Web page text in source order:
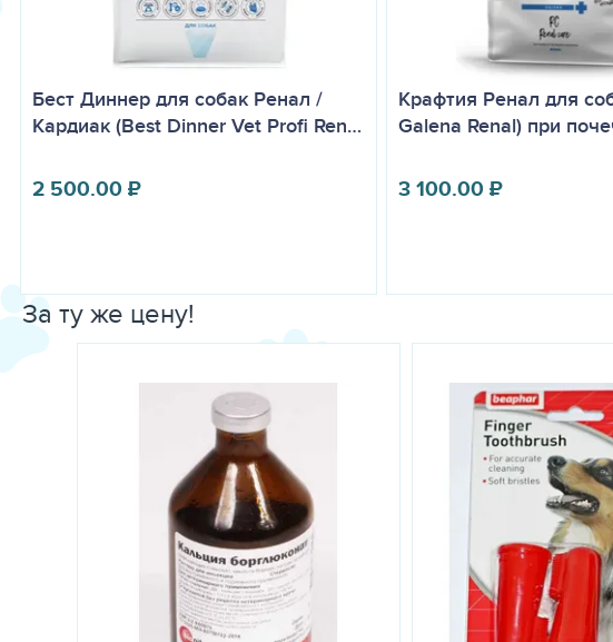
Бест Диннер для собак Ренал /
Кардиак (Best Dinner Vet Profi Ren…
2 500.00₽
Крафтия Ренал для
Galena Renal) при
3 100.00₽
За ту же цену!